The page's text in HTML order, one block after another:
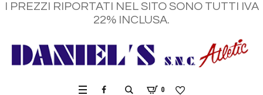
I PREZZI RIPORTATI NEL SITO SONO TUTTI IVA
22% INCLUSA.
0